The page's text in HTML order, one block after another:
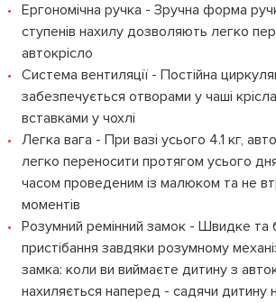
Ергономічна ручка - Зручна форма
ступенів нахилу дозволяють легко
автокрісло
Система вентиляції - Постійна
забезпечується отворами у чаші
вставками у чохлі
Легка вага - При вазі усього 4.1 кг,
легко переносити протягом усього
часом проведеним із малюком та не
моментів
Розумний ремінний замок - Швидке та
пристібання завдяки розумному
замка: коли ви виймаєте дитину з
нахиляється наперед - садячи дитину